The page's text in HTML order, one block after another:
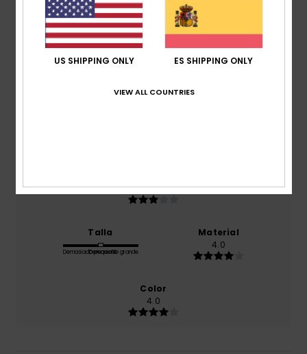
4.0/5
basado en1 reseñas verificadasdesde mayo 2026
3.0
Talla
Demasiado pequeño
Demasiado grande
Material
4.0
Color
4.0
US SHIPPING ONLY ES SHIPPING ONLY
VIEW ALL COUNTRIES